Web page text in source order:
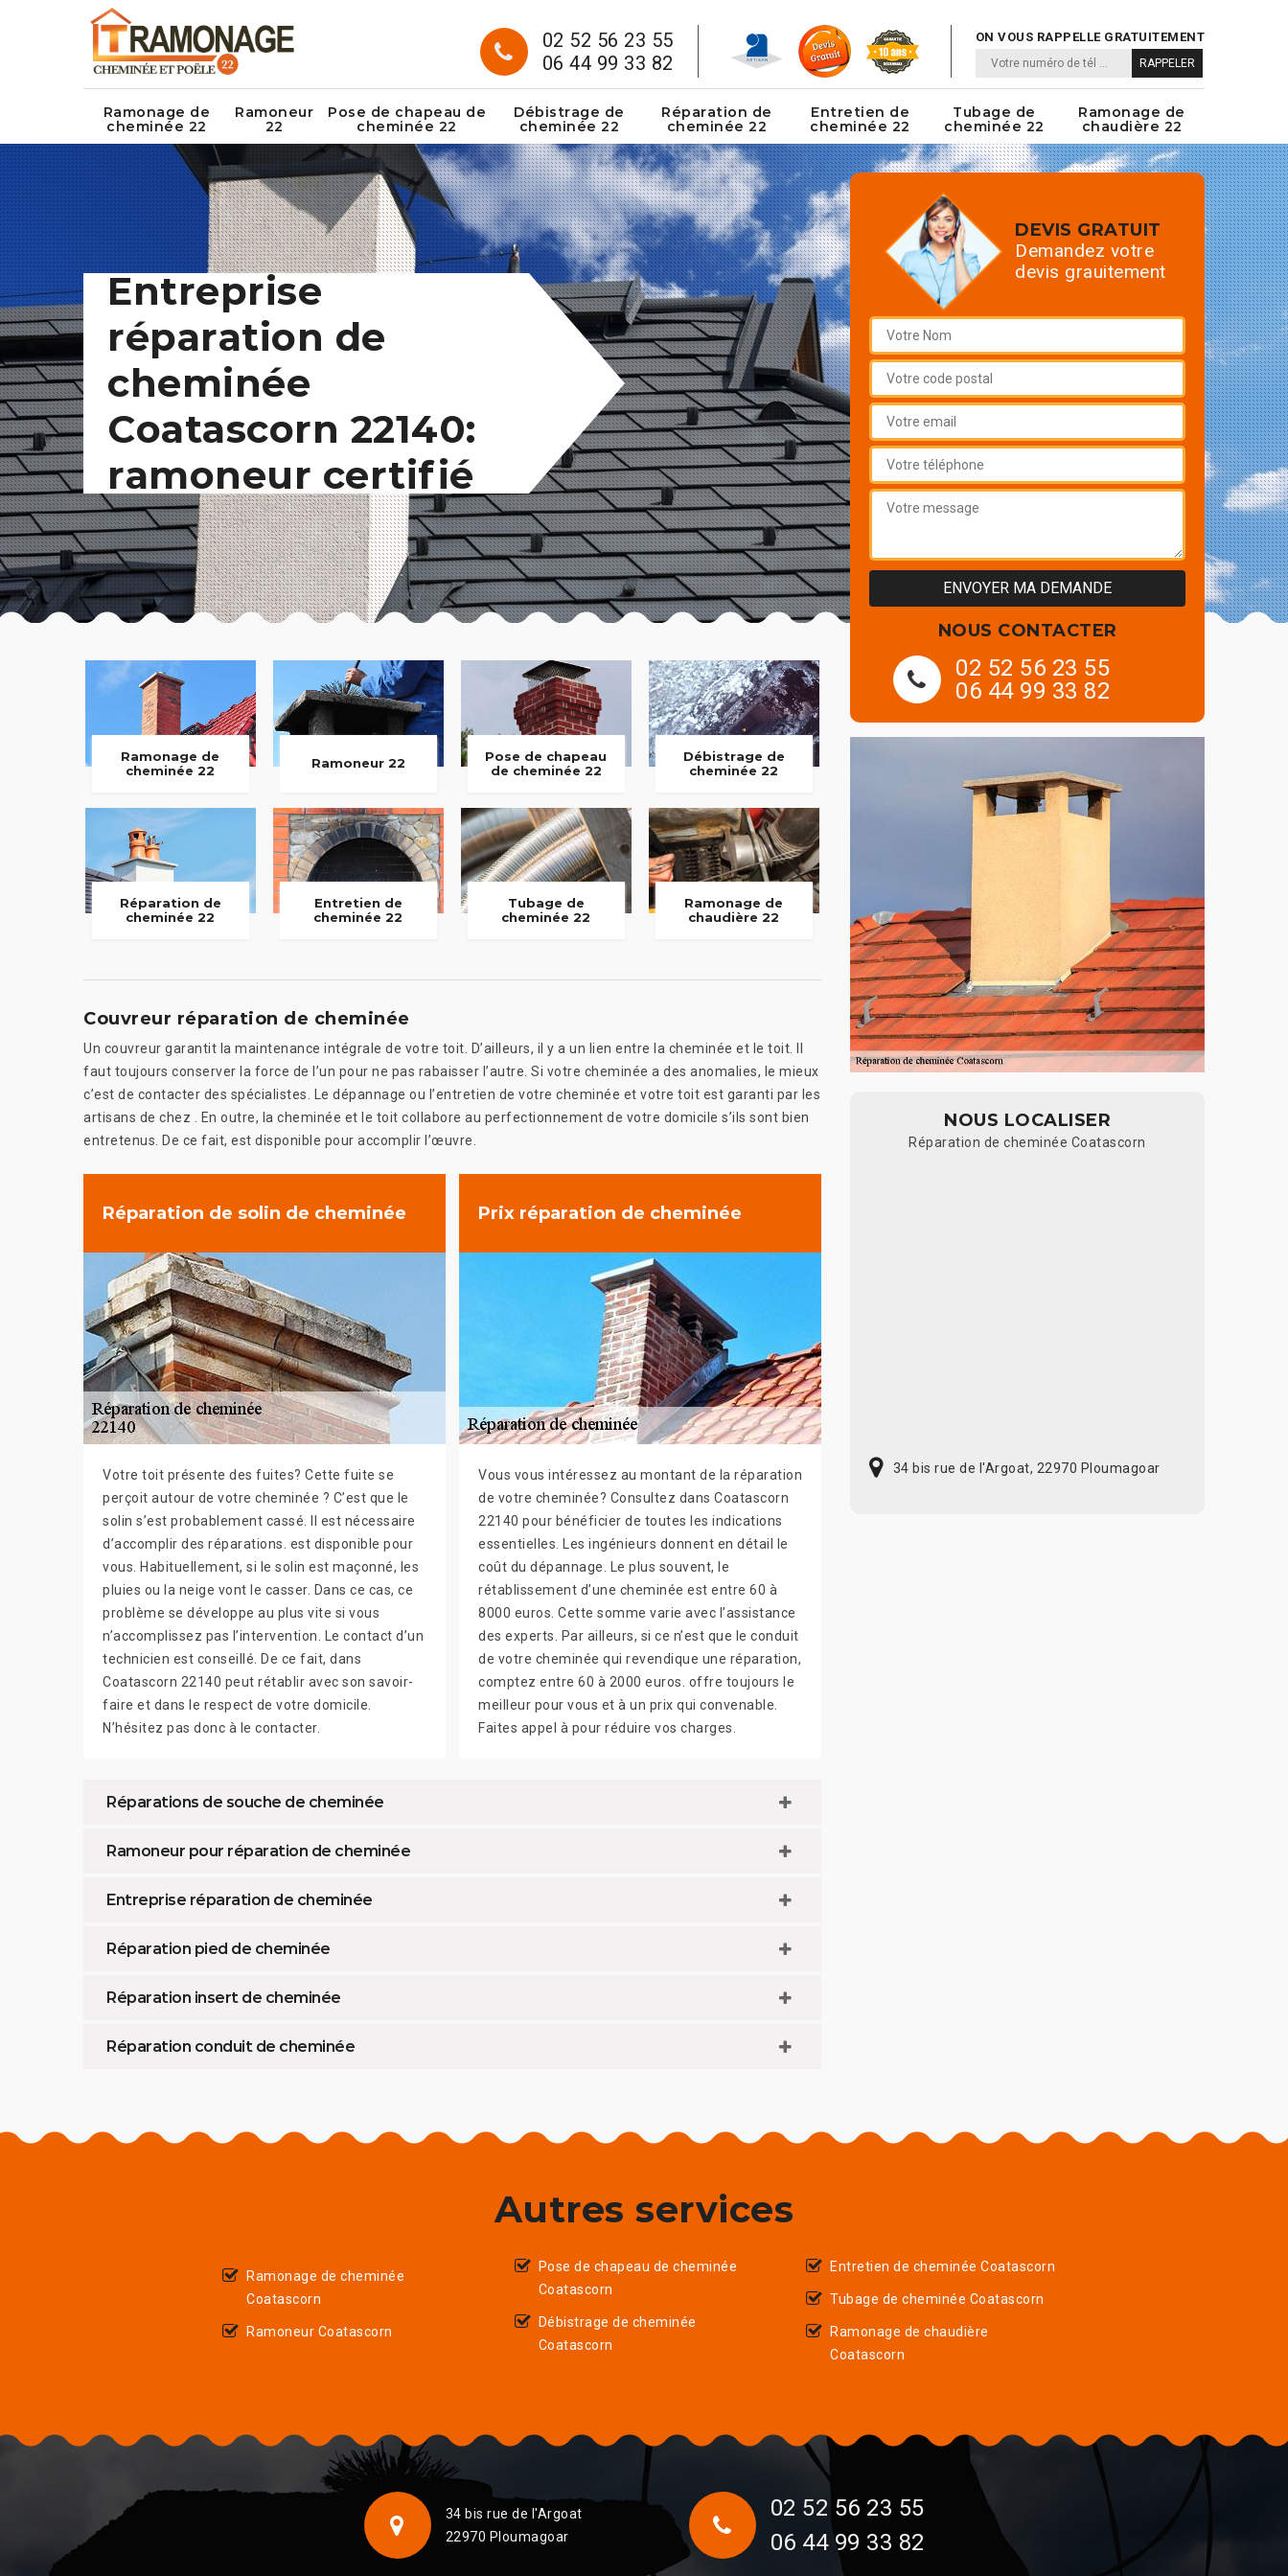
02 52 56 23 55
06 44 99 33 82
ON VOUS RAPPELLE GRATUITEMENT
Ramonage de
cheminée 22
Ramoneur
22
Pose de chapeau de
cheminée 22
Débistrage de
cheminée 22
Réparation de
cheminée 22
Entretien de
cheminée 22
Tubage de
cheminée 22
Ramonage de
chaudière 22
Entreprise
réparation de
cheminée
Coatascorn 22140:
ramoneur certifié
Ramonage de
cheminée 22
Ramoneur 22
Pose de chapeau
de cheminée 22
Débistrage de
cheminée 22
Réparation de
cheminée 22
Entretien de
cheminée 22
Tubage de
cheminée 22
Ramonage de
chaudière 22
Couvreur réparation de cheminée
Un couvreur garantit la maintenance intégrale de votre toit. D’ailleurs, il y a un lien entre la cheminée et le toit. Il
faut toujours conserver la force de l’un pour ne pas rabaisser l’autre. Si votre cheminée a des anomalies, le mieux
c’est de contacter des spécialistes. Le dépannage ou l’entretien de votre cheminée et votre toit est garanti par les
artisans de chez . En outre, la cheminée et le toit collabore au perfectionnement de votre domicile s’ils sont bien
entretenus. De ce fait, est disponible pour accomplir l’œuvre.
Réparation de solin de cheminée
Votre toit présente des fuites? Cette fuite se
perçoit autour de votre cheminée ? C’est que le
solin s’est probablement cassé. Il est nécessaire
d’accomplir des réparations. est disponible pour
vous. Habituellement, si le solin est maçonné, les
pluies ou la neige vont le casser. Dans ce cas, ce
problème se développe au plus vite si vous
n’accomplissez pas l’intervention. Le contact d’un
technicien est conseillé. De ce fait, dans
Coatascorn 22140 peut rétablir avec son savoir-
faire et dans le respect de votre domicile.
N’hésitez pas donc à le contacter.
Prix réparation de cheminée
Vous vous intéressez au montant de la réparation
de votre cheminée? Consultez dans Coatascorn
22140 pour bénéficier de toutes les indications
essentielles. Les ingénieurs donnent en détail le
coût du dépannage. Le plus souvent, le
rétablissement d’une cheminée est entre 60 à
8000 euros. Cette somme varie avec l’assistance
des experts. Par ailleurs, si ce n’est que le conduit
de votre cheminée qui revendique une réparation,
comptez entre 60 à 2000 euros. offre toujours le
meilleur pour vous et à un prix qui convenable.
Faites appel à pour réduire vos charges.
Réparations de souche de cheminée
Ramoneur pour réparation de cheminée
Entreprise réparation de cheminée
Réparation pied de cheminée
Réparation insert de cheminée
Réparation conduit de cheminée
DEVIS GRATUIT
Demandez votre
devis grauitement
NOUS CONTACTER
02 52 56 23 55
06 44 99 33 82
NOUS LOCALISER
Réparation de cheminée Coatascorn
34 bis rue de l'Argoat, 22970 Ploumagoar
Autres services
Ramonage de cheminée
Coatascorn
Ramoneur Coatascorn
Pose de chapeau de cheminée
Coatascorn
Débistrage de cheminée
Coatascorn
Entretien de cheminée Coatascorn
Tubage de cheminée Coatascorn
Ramonage de chaudière
Coatascorn
34 bis rue de l'Argoat
22970 Ploumagoar
02 52 56 23 55
06 44 99 33 82